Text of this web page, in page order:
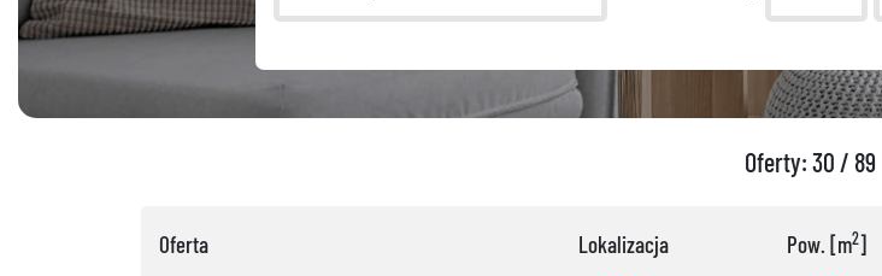
Oferty: 30 / 89
Oferta Lokalizacja Pow. [m2]